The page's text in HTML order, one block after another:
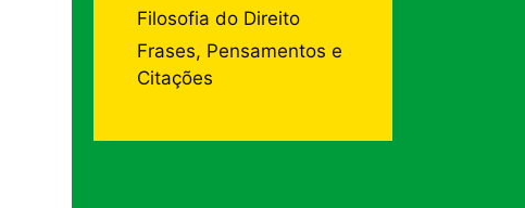
Filosofia do Direito
Frases, Pensamentos e
Citações